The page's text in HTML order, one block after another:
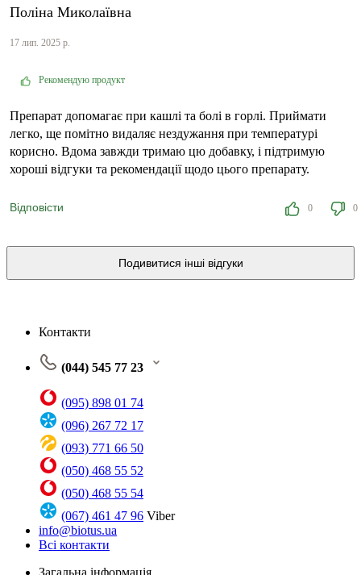
Поліна Миколаївна
17 лип. 2025 р.
Рекомендую продукт
Препарат допомагає при кашлі та болі в горлі. Приймати
легко, ще помітно видаляє нездужання при температурі
корисно. Вдома завжди тримаю цю добавку, і підтримую
хороші відгуки та рекомендації щодо цього препарату.
Відповісти 0 0
Подивитися інші відгуки
Контакти
(044) 545 77 23
(095) 898 01 74
(096) 267 72 17
(093) 771 66 50
(050) 468 55 52
(050) 468 55 54
(067) 461 47 96 Viber
info@biotus.ua
Всі контакти
Загальна інформація